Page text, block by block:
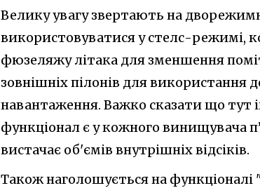
Велику увагу звертають на
використовуватися у стелс-режимі,
фюзеляжу літака для зменшення
зовнішніх пілонів для використання
навантаження. Важко сказати що тут
функціонал є у кожного винищувача
вистачає об'ємів внутрішніх відсіків.
Також наголошується на